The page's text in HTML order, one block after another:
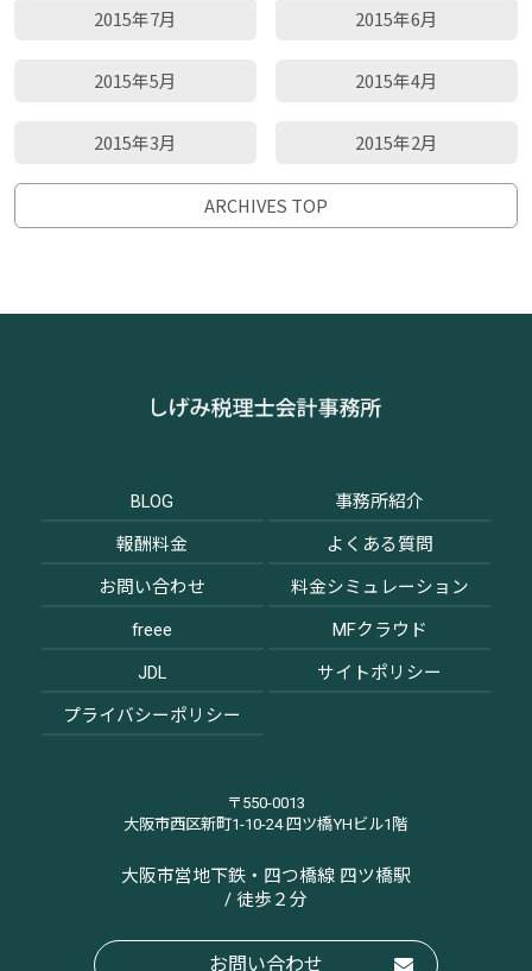
2015年7月 2015年6月
2015年5月 2015年4月
2015年3月 2015年2月
ARCHIVES TOP
BLOG
事務所紹介
報酬料金
よくある質問
お問い合わせ
料金シミュレーション
freee
MFクラウド
JDL
サイトポリシー
プライバシーポリシー
〒550-0013
大阪市西区新町1-10-24 四ツ橋YHビル1階
大阪市営地下鉄・四つ橋線 四ツ橋駅
/ 徒歩２分
お問い合わせ